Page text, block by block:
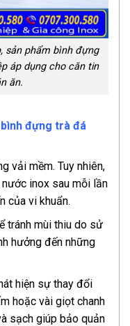
sản phẩm bình đựng
áp dụng cho căn tin
ăn.
đựng trà đá
vải mềm. Tuy nhiên,
inox sau mỗi lần
của vi khuẩn.
tránh mùi thiu do sử
hưởng đến những
hiện sự thay đổi
hoặc vài giọt chanh
sạch giúp bảo quản